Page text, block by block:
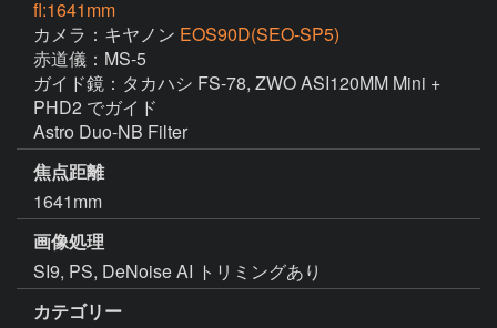
fl:1641mm
カメラ：キヤノン EOS90D(SEO-SP5)
赤道儀：MS-5
ガイド鏡：タカハシ FS-78, ZWO ASI120MM Mini +
PHD2 でガイド
Astro Duo-NB Filter
焦点距離
1641mm
画像処理
カテゴリー